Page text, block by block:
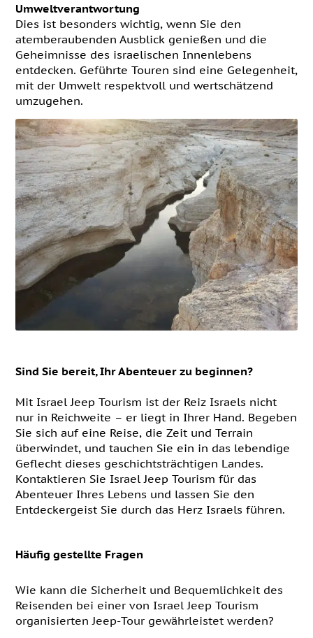
Umweltverantwortung
Dies ist besonders wichtig, wenn Sie den
atemberaubenden Ausblick genießen und die
Geheimnisse des israelischen Innenlebens
entdecken. Geführte Touren sind eine Gelegenheit,
mit der Umwelt respektvoll und wertschätzend
umzugehen.
Sind Sie bereit, Ihr Abenteuer zu beginnen?
Mit Israel Jeep Tourism ist der Reiz Israels nicht
nur in Reichweite – er liegt in Ihrer Hand. Begeben
Sie sich auf eine Reise, die Zeit und Terrain
überwindet, und tauchen Sie ein in das lebendige
Geflecht dieses geschichtsträchtigen Landes.
Kontaktieren Sie Israel Jeep Tourism für das
Abenteuer Ihres Lebens und lassen Sie den
Entdeckergeist Sie durch das Herz Israels führen.
Häufig gestellte Fragen
Wie kann die Sicherheit und Bequemlichkeit des
Reisenden bei einer von Israel Jeep Tourism
organisierten Jeep-Tour gewährleistet werden?